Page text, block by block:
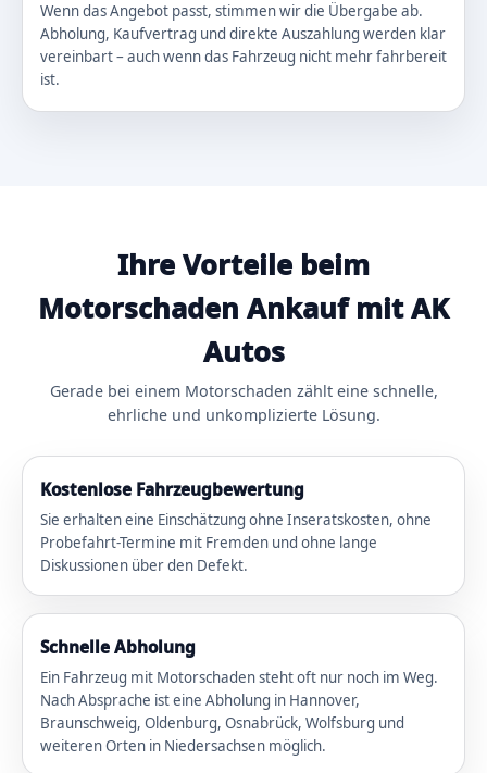
Wenn das Angebot passt, stimmen wir die Übergabe ab.
Abholung, Kaufvertrag und direkte Auszahlung werden klar
vereinbart – auch wenn das Fahrzeug nicht mehr fahrbereit
ist.
Ihre Vorteile beim
Motorschaden Ankauf mit AK
Autos
Gerade bei einem Motorschaden zählt eine schnelle,
ehrliche und unkomplizierte Lösung.
Kostenlose Fahrzeugbewertung
Sie erhalten eine Einschätzung ohne Inseratskosten, ohne
Probefahrt-Termine mit Fremden und ohne lange
Diskussionen über den Defekt.
Schnelle Abholung
Ein Fahrzeug mit Motorschaden steht oft nur noch im Weg.
Nach Absprache ist eine Abholung in Hannover,
Braunschweig, Oldenburg, Osnabrück, Wolfsburg und
weiteren Orten in Niedersachsen möglich.